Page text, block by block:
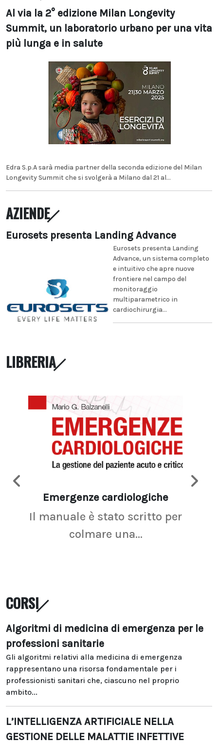
Al via la 2° edizione Milan Longevity
Summit, un laboratorio urbano per una vita
più lunga e in salute
Edra S.p.A sarà media partner della seconda edizione del Milan
Longevity Summit che si svolgerà a Milano dal 21 al...
AZIENDE
Eurosets presenta Landing Advance
Eurosets presenta Landing
Advance, un sistema completo
e intuitivo che apre nuove
frontiere nel campo del
monitoraggio
multiparametrico in
cardiochirurgia...
LIBRERIA
Emergenze cardiologiche
Il manuale è stato scritto per
colmare una...
CORSI
Algoritmi di medicina di emergenza per le
professioni sanitarie
Gli algoritmi relativi alla medicina di emergenza
rappresentano una risorsa fondamentale per i
professionisti sanitari che, ciascuno nel proprio
ambito...
L’INTELLIGENZA ARTIFICIALE NELLA
GESTIONE DELLE MALATTIE INFETTIVE